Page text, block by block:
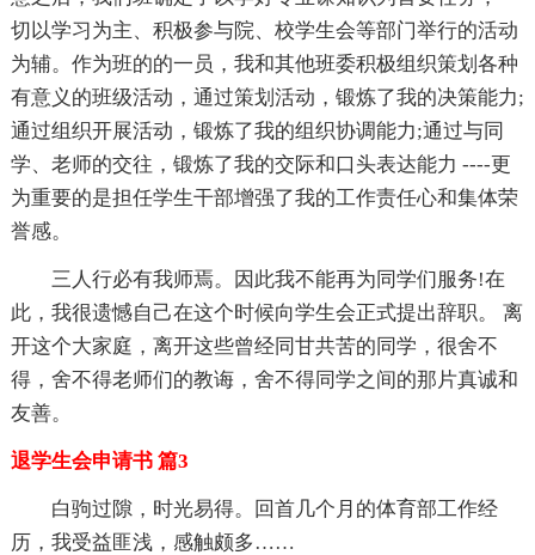
切以学习为主、积极参与院、校学生会等部门举行的活动
为辅。作为班的的一员，我和其他班委积极组织策划各种
有意义的班级活动，通过策划活动，锻炼了我的决策能力;
通过组织开展活动，锻炼了我的组织协调能力;通过与同
学、老师的交往，锻炼了我的交际和口头表达能力 ----更
为重要的是担任学生干部增强了我的工作责任心和集体荣
誉感。
三人行必有我师焉。因此我不能再为同学们服务!在
此，我很遗憾自己在这个时候向学生会正式提出辞职。 离
开这个大家庭，离开这些曾经同甘共苦的同学，很舍不
得，舍不得老师们的教诲，舍不得同学之间的那片真诚和
友善。
退学生会申请书 篇3
白驹过隙，时光易得。回首几个月的体育部工作经
历，我受益匪浅，感触颇多……